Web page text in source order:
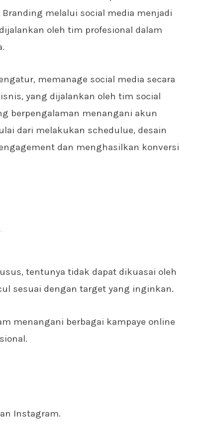
Branding melalui social media menjadi
oleh tim profesional dalam
memanage social media secara
yang dijalankan oleh tim social
berpengalaman menangani akun
dari melakukan schedulue, desain
dan menghasilkan konversi
tentunya tidak dapat dikuasai oleh
sesuai dengan target yang inginkan.
menangani berbagai kampaye online
Instagram.